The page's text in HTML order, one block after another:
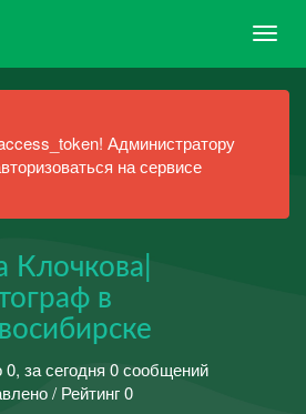
Администратору
на сервисе
Клочкова|
в
0, за сегодня 0 сообщений
/ Рейтинг 0